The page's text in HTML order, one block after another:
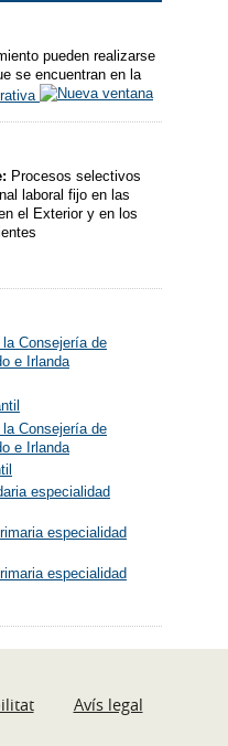
pueden realizarse
se encuentran en la
Procesos selectivos
laboral fijo en las
el Exterior y en los
Consejería de
e Irlanda
Consejería de
e Irlanda
especialidad
especialidad
especialidad
Avís legal